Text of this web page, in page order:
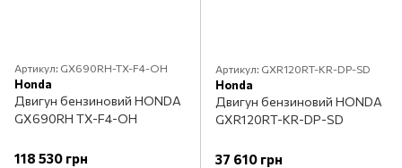
Артикул: GX690RH-TX-F4-OH
Honda
Двигун бензиновий HONDA
GX690RH TX-F4-OH
118 530 грн
Артикул: GXR120RT-KR-DP-SD
Honda
Двигун бензиновий HONDA
GXR120RT-KR-DP-SD
37 610 грн